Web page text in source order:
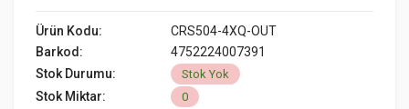
Ürün Kodu:
CRS504-4XQ-OUT
Barkod:
4752224007391
Stok Durumu:
Stok Yok
Stok Miktar: 0